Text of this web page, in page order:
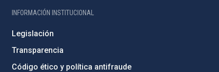
INFORMACIÓN INSTITUCIONAL
Legislación
Transparencia
Código ético y política antifraude